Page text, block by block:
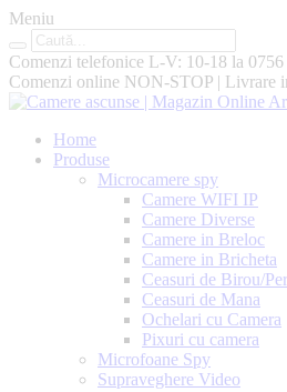
Meniu
Comenzi telefonice L-V: 10-18 la
Comenzi online NON-STOP | Livrare
Home
Produse
Microcamere spy
Camere WIFI IP
Camere Diverse
Camere in Breloc
Camere in Bricheta
Ceasuri de Birou/
Ceasuri de Mana
Ochelari cu Camera
Pixuri cu camera
Microfoane Spy
Supraveghere Video